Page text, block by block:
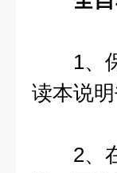
1、保
读本说明
2、在